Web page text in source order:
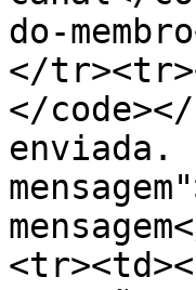
do-
</
</
enviada.